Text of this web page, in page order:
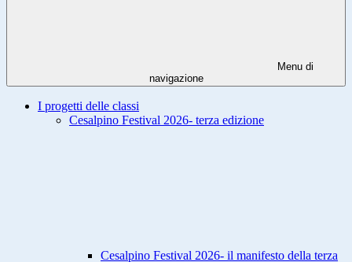
Menu di
navigazione
I progetti delle classi
Cesalpino Festival 2026- terza edizione
Cesalpino Festival 2026- il manifesto della terza